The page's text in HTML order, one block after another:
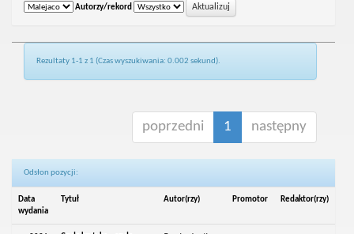
Autorzy/rekord
Rezultaty 1-1 z 1 (Czas wyszukiwania: 0.002 sekund).
poprzedni 1 następny
Odsłon pozycji:
Data
wydania
Tytuł Autor(rzy) Promotor Redaktor(rzy)